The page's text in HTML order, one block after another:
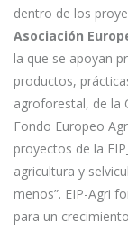
dentro de los
Asociación
la que se apoyan
productos,
agroforestal, de la
Fondo Europeo
proyectos de la
agricultura y
menos”. EIP-Agri
para un